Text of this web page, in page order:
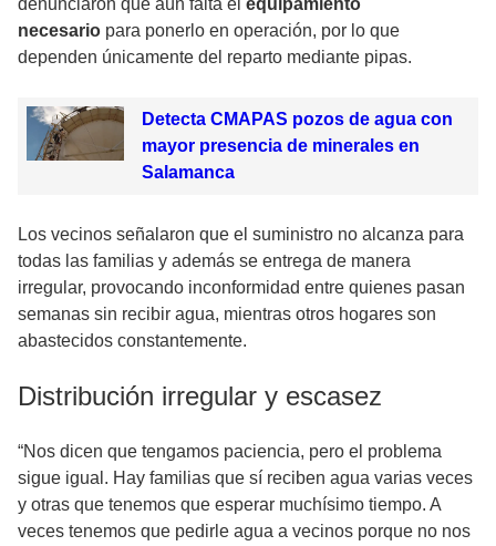
denunciaron que aún falta el equipamiento
necesario para ponerlo en operación, por lo que
dependen únicamente del reparto mediante pipas.
Detecta CMAPAS pozos de agua con
mayor presencia de minerales en
Salamanca
Los vecinos señalaron que el suministro no alcanza para
todas las familias y además se entrega de manera
irregular, provocando inconformidad entre quienes pasan
semanas sin recibir agua, mientras otros hogares son
abastecidos constantemente.
Distribución irregular y escasez
“Nos dicen que tengamos paciencia, pero el problema
sigue igual. Hay familias que sí reciben agua varias veces
y otras que tenemos que esperar muchísimo tiempo. A
veces tenemos que pedirle agua a vecinos porque no nos